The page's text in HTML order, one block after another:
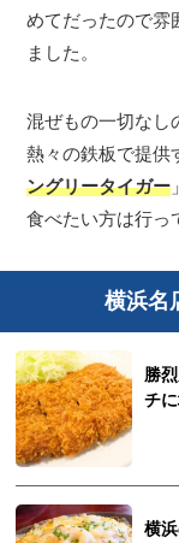
めてだったので雰
ました。
混ぜもの一切なし
熱々の鉄板で提供
ングリータイガー
食べたい方は行っ
横浜名
勝
チ
横